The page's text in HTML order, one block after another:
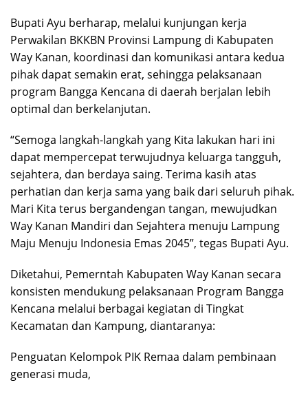
Bupati Ayu berharap, melalui kunjungan kerja
Perwakilan BKKBN Provinsi Lampung di Kabupaten
Way Kanan, koordinasi dan komunikasi antara kedua
pihak dapat semakin erat, sehingga pelaksanaan
program Bangga Kencana di daerah berjalan lebih
optimal dan berkelanjutan.
“Semoga langkah-langkah yang Kita lakukan hari ini
dapat mempercepat terwujudnya keluarga tangguh,
sejahtera, dan berdaya saing. Terima kasih atas
perhatian dan kerja sama yang baik dari seluruh pihak.
Mari Kita terus bergandengan tangan, mewujudkan
Way Kanan Mandiri dan Sejahtera menuju Lampung
Maju Menuju Indonesia Emas 2045”, tegas Bupati Ayu.
Diketahui, Pemerntah Kabupaten Way Kanan secara
konsisten mendukung pelaksanaan Program Bangga
Kencana melalui berbagai kegiatan di Tingkat
Kecamatan dan Kampung, diantaranya:
Penguatan Kelompok PIK Remaa dalam pembinaan
generasi muda,